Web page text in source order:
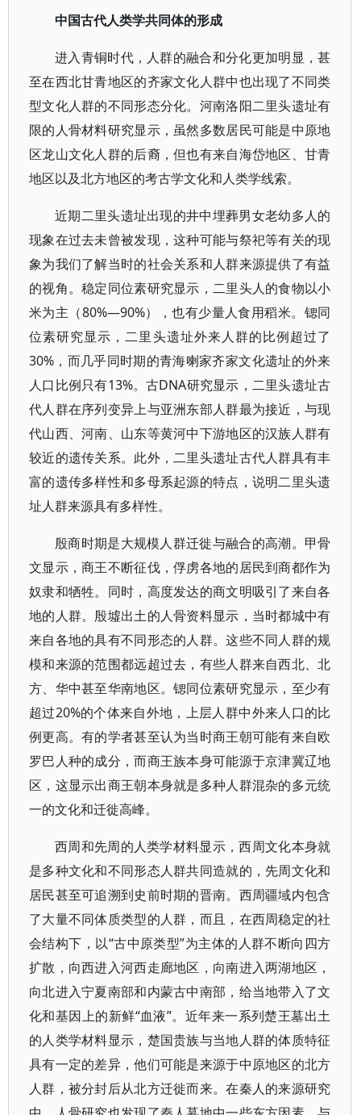
中国古代人类学共同体的形成
进入青铜时代，人群的融合和分化更加明显，甚
至在西北甘青地区的齐家文化人群中也出现了不同类
型文化人群的不同形态分化。河南洛阳二里头遗址有
限的人骨材料研究显示，虽然多数居民可能是中原地
区龙山文化人群的后裔，但也有来自海岱地区、甘青
地区以及北方地区的考古学文化和人类学线索。
近期二里头遗址出现的井中埋葬男女老幼多人的
现象在过去未曾被发现，这种可能与祭祀等有关的现
象为我们了解当时的社会关系和人群来源提供了有益
的视角。稳定同位素研究显示，二里头人的食物以小
米为主（80%—90%），也有少量人食用稻米。锶同
位素研究显示，二里头遗址外来人群的比例超过了
30%，而几乎同时期的青海喇家齐家文化遗址的外来
人口比例只有13%。古DNA研究显示，二里头遗址古
代人群在序列变异上与亚洲东部人群最为接近，与现
代山西、河南、山东等黄河中下游地区的汉族人群有
较近的遗传关系。此外，二里头遗址古代人群具有丰
富的遗传多样性和多母系起源的特点，说明二里头遗
址人群来源具有多样性。
殷商时期是大规模人群迁徙与融合的高潮。甲骨
文显示，商王不断征伐，俘虏各地的居民到商都作为
奴隶和牺牲。同时，高度发达的商文明吸引了来自各
地的人群。殷墟出土的人骨资料显示，当时都城中有
来自各地的具有不同形态的人群。这些不同人群的规
模和来源的范围都远超过去，有些人群来自西北、北
方、华中甚至华南地区。锶同位素研究显示，至少有
超过20%的个体来自外地，上层人群中外来人口的比
例更高。有的学者甚至认为当时商王朝可能有来自欧
罗巴人种的成分，而商王族本身可能源于京津冀辽地
区，这显示出商王朝本身就是多种人群混杂的多元统
一的文化和迁徙高峰。
西周和先周的人类学材料显示，西周文化本身就
是多种文化和不同形态人群共同造就的，先周文化和
居民甚至可追溯到史前时期的晋南。西周疆域内包含
了大量不同体质类型的人群，而且，在西周稳定的社
会结构下，以“古中原类型”为主体的人群不断向四方
扩散，向西进入河西走廊地区，向南进入两湖地区，
向北进入宁夏南部和内蒙古中南部，给当地带入了文
化和基因上的新鲜“血液”。近年来一系列楚王墓出土
的人类学材料显示，楚国贵族与当地人群的体质特征
具有一定的差异，他们可能是来源于中原地区的北方
人群，被分封后从北方迁徙而来。在秦人的来源研究